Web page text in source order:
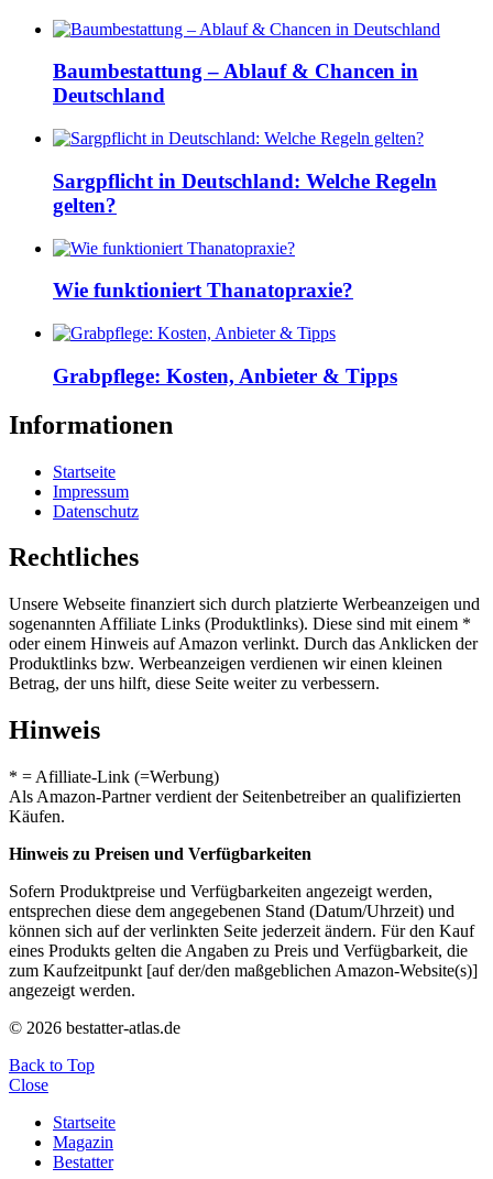
Baumbestattung – Ablauf & Chancen in
Deutschland
Sargpflicht in Deutschland: Welche Regeln
gelten?
Wie funktioniert Thanatopraxie?
Grabpflege: Kosten, Anbieter & Tipps
Informationen
Startseite
Impressum
Datenschutz
Rechtliches
Unsere Webseite finanziert sich durch platzierte Werbeanzeigen und
sogenannten Affiliate Links (Produktlinks). Diese sind mit einem *
oder einem Hinweis auf Amazon verlinkt. Durch das Anklicken der
Produktlinks bzw. Werbeanzeigen verdienen wir einen kleinen
Betrag, der uns hilft, diese Seite weiter zu verbessern.
Hinweis
* = Afilliate-Link (=Werbung)
Als Amazon-Partner verdient der Seitenbetreiber an qualifizierten
Käufen.
Hinweis zu Preisen und Verfügbarkeiten
Sofern Produktpreise und Verfügbarkeiten angezeigt werden,
entsprechen diese dem angegebenen Stand (Datum/Uhrzeit) und
können sich auf der verlinkten Seite jederzeit ändern. Für den Kauf
eines Produkts gelten die Angaben zu Preis und Verfügbarkeit, die
zum Kaufzeitpunkt [auf der/den maßgeblichen Amazon-Website(s)]
angezeigt werden.
© 2026 bestatter-atlas.de
Back to Top
Close
Startseite
Magazin
Bestatter